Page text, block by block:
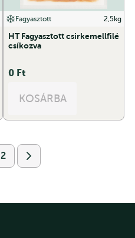
Fagyasztott 2,5kg
HT Fagyasztott csirkemellfilé
csíkozva
0 Ft
KOSÁRBA
2